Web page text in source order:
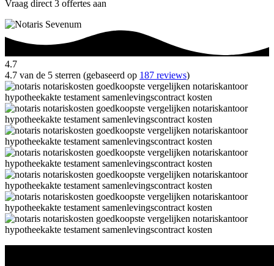
Vraag direct 3 offertes aan
4.7
4.7 van de 5 sterren (gebaseerd op 187 reviews)